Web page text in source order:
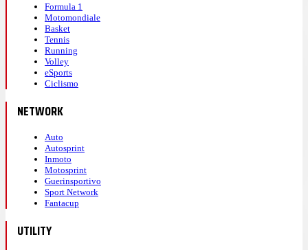
Formula 1
Motomondiale
Basket
Tennis
Running
Volley
eSports
Ciclismo
NETWORK
Auto
Autosprint
Inmoto
Motosprint
Guerinsportivo
Sport Network
Fantacup
UTILITY